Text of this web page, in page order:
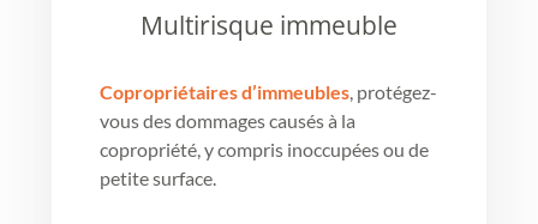
Multirisque immeuble
Copropriétaires d’immeubles, protégez-
vous des dommages causés à la
copropriété, y compris inoccupées ou de
petite surface.